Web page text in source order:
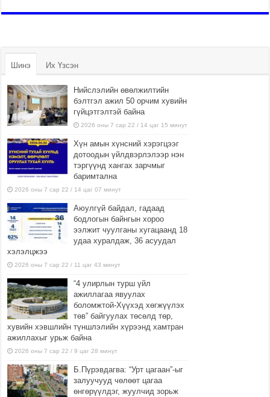
Шинэ Их Үзсэн
Нийслэлийн өвөлжилтийн
бэлтгэл ажил 50 орчим хувийн
гүйцэтгэлтэй байна
2026 оны 7 сар 22 / 14 цаг 15 минут
Хүн амын хүнсний хэрэгцээг
дотоодын үйлдвэрлэлээр нэн
тэргүүнд хангах зарчмыг
баримтална
2026 оны 7 сар 22 / 14 цаг 07 минут
Аюулгүй байдал, гадаад
бодлогын байнгын хороо
ээлжит чуулганы хугацаанд 18
удаа хуралдаж, 36 асуудал
хэлэлцжээ
2026 оны 7 сар 22 / 11 цаг 43 минут
“4 улирлын турш үйл
ажиллагаа явуулах
боломжтой-Хүүхэд хөгжүүлэх
төв” байгуулах төсөлд төр,
хувийн хэвшлийн түншлэлийн хүрээнд хамтран
ажиллахыг урьж байна
2026 оны 7 сар 22 / 9 цаг 28 минут
Б.Пүрэвдагва: “Урт цагаан”-ыг
залуучууд чөлөөт цагаа
өнгөрүүлдэг, жуулчид зорьж